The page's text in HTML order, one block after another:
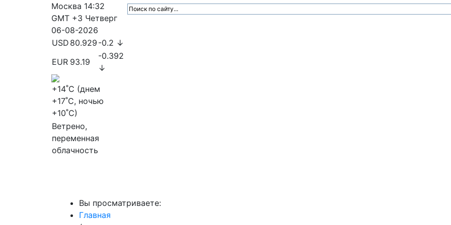
Москва 14:32
GMT +3 Четверг
06-08-2026
USD 80.929 -0.2 ↓
EUR 93.19
-0.392
↓
+14˚C (днем
+17˚C, ночью
+10˚C)
Ветрено,
переменная
облачность
Вы просматриваете:
Главная